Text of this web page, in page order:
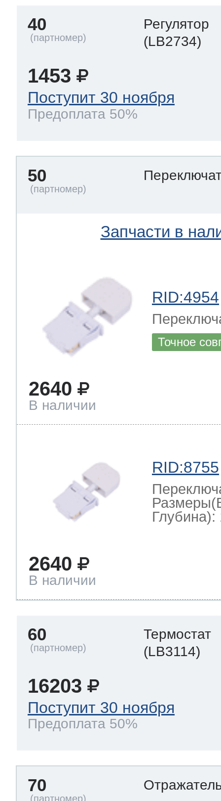
40
Регулятор
(LB2734)
1453
Поступит 30 ноября
Предоплата 50%
50
Запчасти в
RID:4954
Точное
2640
В наличии
RID:8755
Глубина):
2640
В наличии
60
Термостат
(LB3114)
16203
Поступит 30 ноября
Предоплата 50%
70